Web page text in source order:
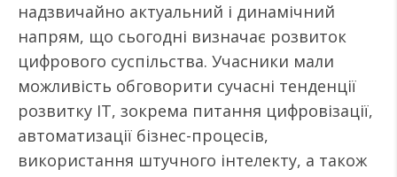
надзвичайно актуальний і динамічний
напрям, що сьогодні визначає розвиток
цифрового суспільства. Учасники мали
можливість обговорити сучасні тенденції
розвитку ІТ, зокрема питання цифровізації,
автоматизації бізнес-процесів,
використання штучного інтелекту, а також